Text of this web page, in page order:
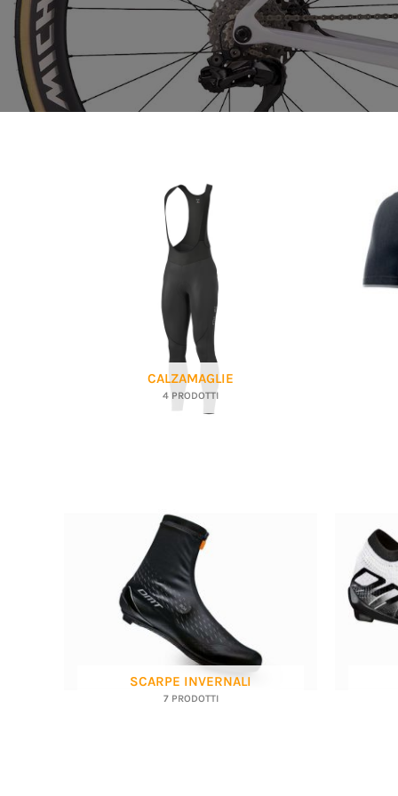
CALZAMAGLIE
4 PRODOTTI
SCARPE INVERNALI
7 PRODOTTI